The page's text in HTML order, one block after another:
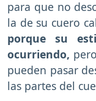
para que no
la de su cuero
porque su
ocurriendo,
pueden pasar
las partes del